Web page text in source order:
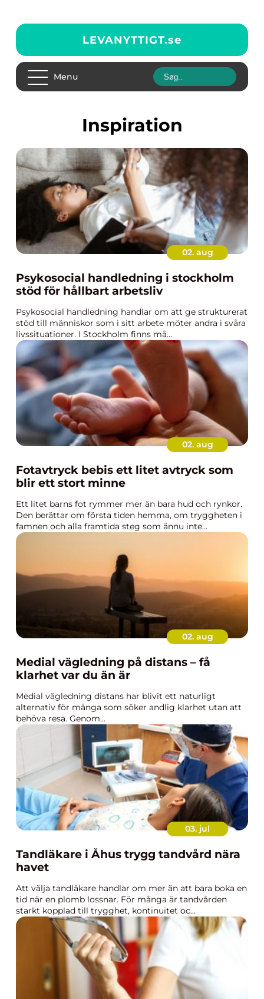
LEVANYTTIGT.se
Menu
inspiration
02. aug
Psykosocial handledning i stockholm
stöd för hållbart arbetsliv
Psykosocial handledning handlar om att ge strukturerat
stöd till människor som i sitt arbete möter andra i svåra
livssituationer. I Stockholm finns må...
02. aug
Fotavtryck bebis ett litet avtryck som
blir ett stort minne
Ett litet barns fot rymmer mer än bara hud och rynkor.
Den berättar om första tiden hemma, om tryggheten i
famnen och alla framtida steg som ännu inte...
02. aug
Medial vägledning på distans – få
klarhet var du än är
Medial vägledning distans har blivit ett naturligt
alternativ för många som söker andlig klarhet utan att
behöva resa. Genom...
03. jul
Tandläkare i Åhus trygg tandvård nära
havet
Att välja tandläkare handlar om mer än att bara boka en
tid när en plomb lossnar. För många är tandvården
starkt kopplad till trygghet, kontinuitet oc...